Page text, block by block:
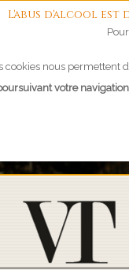
L'abus d'alcool est
cookies nous permettent
votre